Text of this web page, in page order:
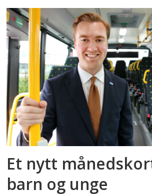
Et nytt
barn og unge